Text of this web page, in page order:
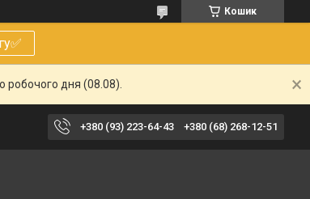
Кошик
робочого дня (08.08).
+380 (93) 223-64-43 +380 (68) 268-12-51